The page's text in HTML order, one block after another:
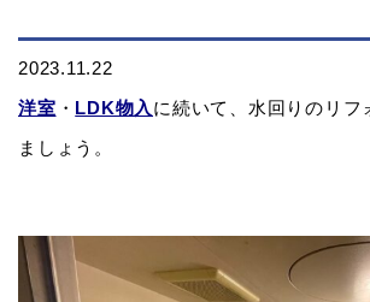
2023.11.22
洋室 ・ LDK物入 に続いて、水回りのリフ
ましょう。